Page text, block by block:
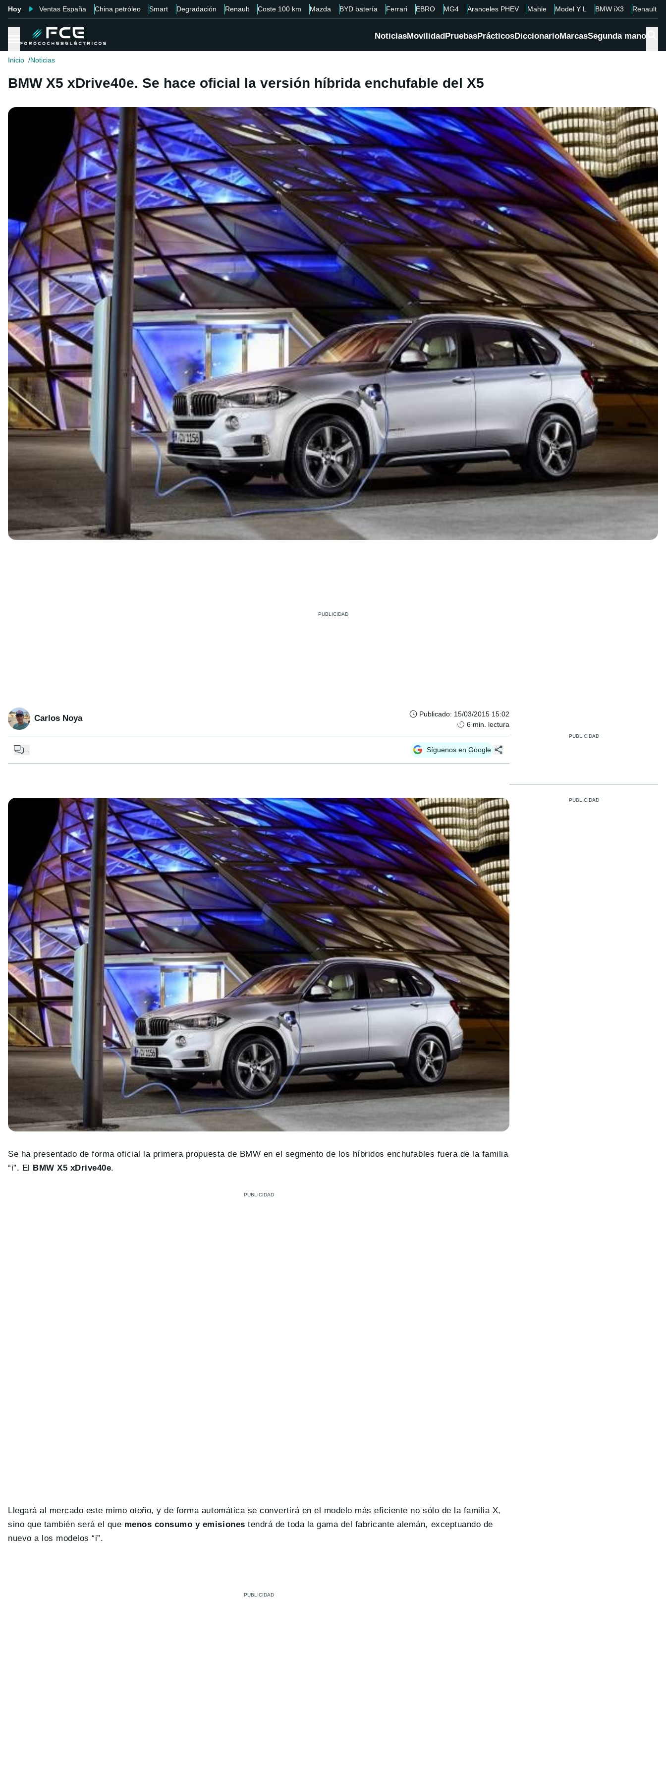
Hoy Ventas España China petróleo Smart Degradación Renault Coste 100 km Mazda BYD batería Ferrari EBRO MG4 Aranceles PHEV Mahle Model Y L BMW iX3 Renault
NoticiasMovilidadPruebasPrácticosDiccionarioMarcasSegunda mano
Inicio Noticias
BMW X5 xDrive40e. Se hace oficial la versión híbrida enchufable del X5
Carlos Noya Publicado: 15/03/2015 15:02
6 min. lectura
Síguenos en Google
Se ha presentado de forma oficial la primera propuesta de BMW en el segmento de los híbridos enchufables fuera de la familia
“i”. El BMW X5 xDrive40e.
Llegará al mercado este mimo otoño, y de forma automática se convertirá en el modelo más eficiente no sólo de la familia X,
sino que también será el que menos consumo y emisiones tendrá de toda la gama del fabricante alemán, exceptuando de
nuevo a los modelos “i”.